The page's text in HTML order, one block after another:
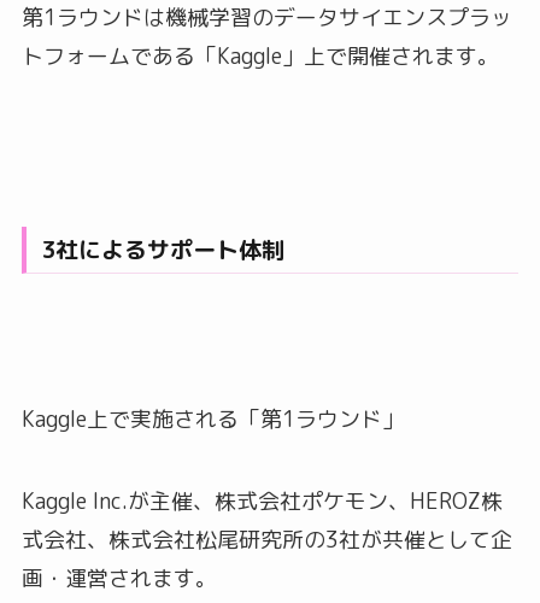
第1ラウンドは機械学習のデータサイエンスプラッ
トフォームである「Kaggle」上で開催されます。
3社によるサポート体制
Kaggle上で実施される「第1ラウンド」
Kaggle Inc.が主催、株式会社ポケモン、HEROZ株
式会社、株式会社松尾研究所の3社が共催として企
画・運営されます。